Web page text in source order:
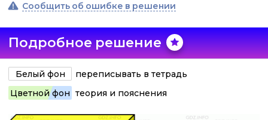
Сообщить об ошибке в решении
Подробное решение
Белый фон
переписывать в тетрадь
Цветной фон теория и пояснения